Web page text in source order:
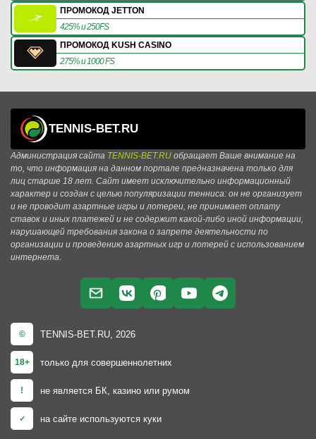
ПРОМОКОД JETTON
425% и 250FS
ПРОМОКОД KUSH CASINO
275% и 1000 FS
TENNIS-BET.RU
Администрация сайта TENNIS-BET.RU обращает Ваше внимание на
то, что информация на данном портале предназначена только для
лиц старше 18 лет. Сайт имеет исключительно информационный
характер и создан с целью популяризации тенниса: он не организует
и не проводит азартные игры и лотереи, не принимает оплату
ставок и иных платежей и не содержит какой-либо иной информации,
нарушающей требования закона о запрете деятельности по
организации и проведению азартных игр и лотерей с использованием
интернета.
© TENNIS-BET.RU, 2026
18+ только для совершеннолетних
! не является БК, казино или румом
✓ на сайте используются куки